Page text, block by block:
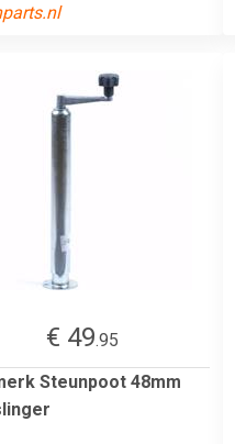
€ 49.95
Steunpoot 48mm